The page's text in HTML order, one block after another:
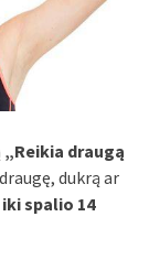
„Reikia draugą
dukrą ar
iki spalio 14